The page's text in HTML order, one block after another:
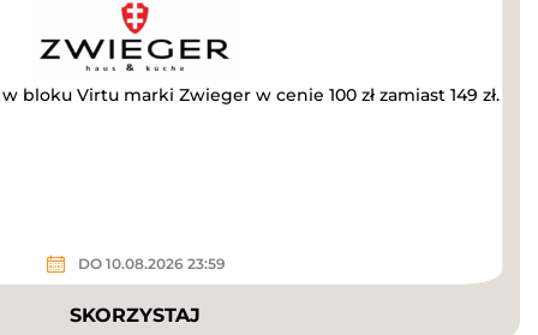
bloku Virtu marki Zwieger w cenie 100 zł zamiast 149 zł.
DO 10.08.2026 23:59
SKORZYSTAJ